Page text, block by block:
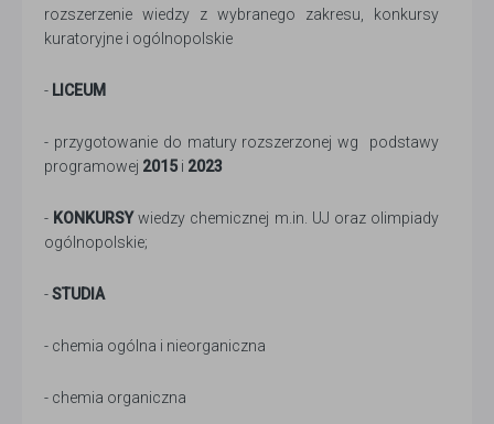
rozszerzenie wiedzy z wybranego zakresu, konkursy
kuratoryjne i ogólnopolskie
- LICEUM
- przygotowanie do matury rozszerzonej wg podstawy
programowej 2015 i 2023
- KONKURSYwiedzy chemicznej m.in. UJ oraz olimpiady
ogólnopolskie;
-STUDIA
- chemia ogólna i nieorganiczna
- chemia organiczna